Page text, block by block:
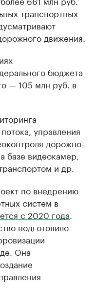
транспортных
движения.
бюджета
— 105 млн руб. в
управления
дорожно-
базе видеокамер,
и др.
по внедрению
систем в
с 2020 года
подготовило
Она